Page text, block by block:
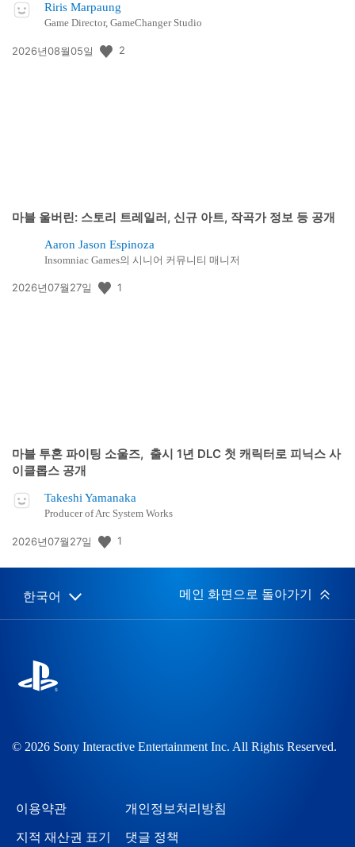
Riris Marpaung
Game Director, GameChanger Studio
공
2026년08월05일 2
마블 울버린: 스토리 트레일러, 신규 아트, 작곡가 정보 등 공개
Aaron Jason Espinoza
Insomniac Games의 시니어 커뮤니티 매니저
공
2026년07월27일 1
마블 투혼 파이팅 소울즈, 출시 1년 DLC 첫 캐릭터로 피닉스 사
이클롭스 공개
Takeshi Yamanaka
Producer of Arc System Works
공
일:
2026년07월27일 1
Select
Current
한국어 메인 화면으로 돌아가기
© 2026 Sony Interactive Entertainment Inc. All Rights Reserved.
이용약관 개인정보처리방침
지적 재산권 표기 댓글 정책